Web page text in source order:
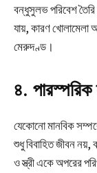
বন্ধুসুলভ পরিবেশ তৈরি
যায়, কারণ খোলামেলা
মেরুদণ্ড।
৪. পারস্পরিক
যেকোনো মানবিক
শুধু বিবাহিত জীবন
ও স্ত্রী একে অপরের